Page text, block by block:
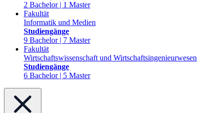
2 Bachelor | 1 Master
Fakultät
Informatik und Medien
Studiengänge
9 Bachelor | 7 Master
Fakultät
Wirtschaftswissenschaft und Wirtschaftsingenieurwesen
Studiengänge
6 Bachelor | 5 Master